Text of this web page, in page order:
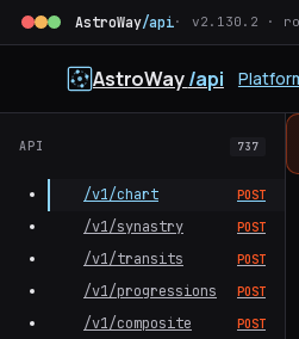
AstroWay/api v2.130.2 · ro
AstroWay/api
API 737
/v1/chart POST
/v1/synastry POST
/v1/transits POST
/v1/progressions POST
/v1/composite POST